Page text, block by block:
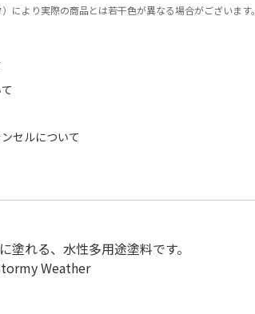
により実際の商品とは若干色が異なる場合がございます。
セルについて
れる、水性多用途塗料です。
Weather